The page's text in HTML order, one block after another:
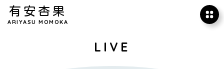
有安杏果
ARIYASU MOMOKA
LIVE